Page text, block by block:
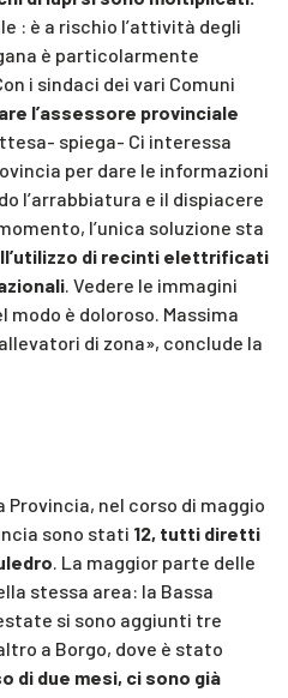
: è a rischio l’attività degli
è particolarmente
i sindaci dei vari Comuni
l’assessore provinciale
spiega- Ci interessa
per dare le informazioni
l’arrabbiatura e il dispiacere
l’unica soluzione sta
di recinti elettrificati
. Vedere le immagini
è doloroso. Massima
di zona», conclude la
nel corso di maggio
sono stati 12, tutti diretti
. La maggior parte delle
stessa area: la Bassa
si sono aggiunti tre
a Borgo, dove è stato
di due mesi, ci sono già